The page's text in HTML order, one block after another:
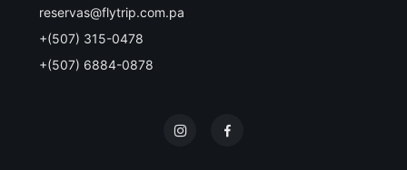
reservas@flytrip.com.pa
+(507) 315-0478
+(507) 6884-0878